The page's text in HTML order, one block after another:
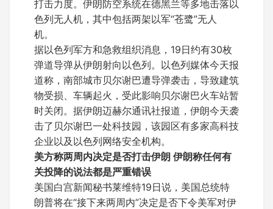
打击力度。伊朗防空系统在德黑兰等多地击落以
色列无人机，其中包括两架以军“苍鹭”无人
机。
据以色列军方和急救组织消息，19日约有30枚
弹道导弹从伊朗射向以色列。以色列媒体今天报
道称，南部城市贝尔谢巴遭导弹袭击，导致建筑
物受损、车辆起火，受此影响贝尔谢巴火车站暂
时关闭。据伊朗迈赫尔通讯社报道，伊朗今天袭
击了贝尔谢巴一处科技园，该园区有多家高科技
企业以及以色列网络安全机构。
美方称两周内决定是否打击伊朗 伊朗称任何有
关投降的说法都是严重错误
美国白宫新闻秘书莱维特19日说，美国总统特
朗普将在“接下来两周内”决定是否下令美军对伊